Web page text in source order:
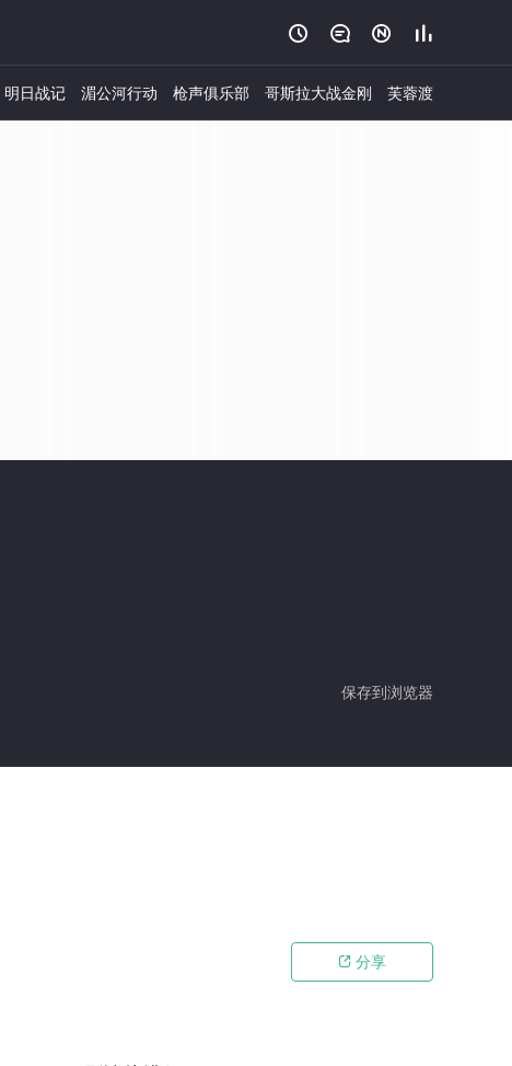
   
明日战记 湄公河行动 枪声俱乐部 哥斯拉大战金刚 芙蓉渡
保存到浏览器
 分享